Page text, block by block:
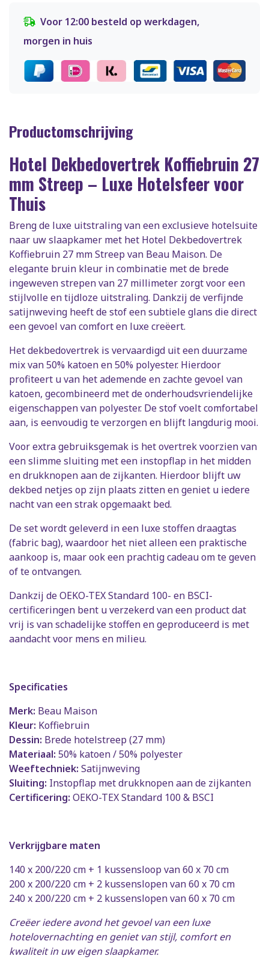
Voor 12:00 besteld op werkdagen,
morgen in huis
Productomschrijving
Hotel Dekbedovertrek Koffiebruin 27
mm Streep – Luxe Hotelsfeer voor
Thuis
Breng de luxe uitstraling van een exclusieve hotelsuite
naar uw slaapkamer met het Hotel Dekbedovertrek
Koffiebruin 27 mm Streep van Beau Maison. De
elegante bruin kleur in combinatie met de brede
ingeweven strepen van 27 millimeter zorgt voor een
stijlvolle en tijdloze uitstraling. Dankzij de verfijnde
satijnweving heeft de stof een subtiele glans die direct
een gevoel van comfort en luxe creëert.
Het dekbedovertrek is vervaardigd uit een duurzame
mix van 50% katoen en 50% polyester. Hierdoor
profiteert u van het ademende en zachte gevoel van
katoen, gecombineerd met de onderhoudsvriendelijke
eigenschappen van polyester. De stof voelt comfortabel
aan, is eenvoudig te verzorgen en blijft langdurig mooi.
Voor extra gebruiksgemak is het overtrek voorzien van
een slimme sluiting met een instopflap in het midden
en drukknopen aan de zijkanten. Hierdoor blijft uw
dekbed netjes op zijn plaats zitten en geniet u iedere
nacht van een strak opgemaakt bed.
De set wordt geleverd in een luxe stoffen draagtas
(fabric bag), waardoor het niet alleen een praktische
aankoop is, maar ook een prachtig cadeau om te geven
of te ontvangen.
Dankzij de OEKO-TEX Standard 100- en BSCI-
certificeringen bent u verzekerd van een product dat
vrij is van schadelijke stoffen en geproduceerd is met
aandacht voor mens en milieu.
Specificaties
Merk: Beau Maison
Kleur: Koffiebruin
Dessin: Brede hotelstreep (27 mm)
Materiaal: 50% katoen / 50% polyester
Weeftechniek: Satijnweving
Sluiting: Instopflap met drukknopen aan de zijkanten
Certificering: OEKO-TEX Standard 100 & BSCI
Verkrijgbare maten
140 x 200/220 cm + 1 kussensloop van 60 x 70 cm
200 x 200/220 cm + 2 kussenslopen van 60 x 70 cm
240 x 200/220 cm + 2 kussenslopen van 60 x 70 cm
Creëer iedere avond het gevoel van een luxe
hotelovernachting en geniet van stijl, comfort en
kwaliteit in uw eigen slaapkamer.